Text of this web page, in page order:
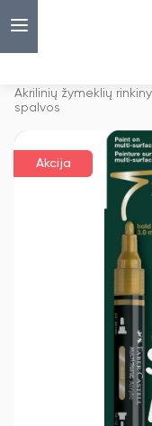
Akrilinių žymeklių
spalvos
Akcija